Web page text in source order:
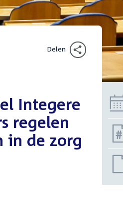
Delen
Integere
regelen
in de zorg